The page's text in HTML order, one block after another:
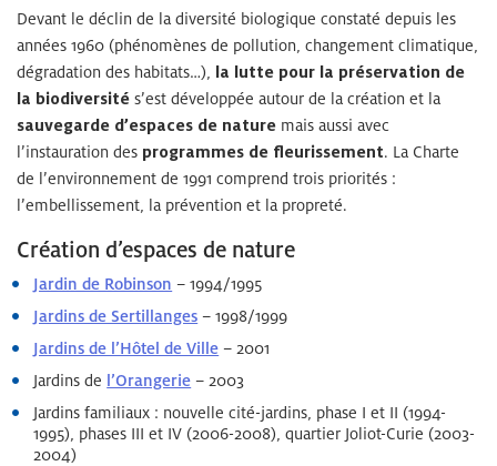
Devant le déclin de la diversité biologique constaté depuis les
années 1960 (phénomènes de pollution, changement climatique,
dégradation des habitats…), la lutte pour la préservation de
la biodiversité s’est développée autour de la création et la
sauvegarde d’espaces de nature mais aussi avec
l’instauration des programmes de fleurissement. La Charte
de l’environnement de 1991 comprend trois priorités :
l’embellissement, la prévention et la propreté.
Création d’espaces de nature
Jardin de Robinson – 1994/1995
Jardins de Sertillanges – 1998/1999
Jardins de l’Hôtel de Ville – 2001
Jardins de l’Orangerie – 2003
Jardins familiaux : nouvelle cité-jardins, phase I et II (1994-
1995), phases III et IV (2006-2008), quartier Joliot-Curie (2003-
2004)